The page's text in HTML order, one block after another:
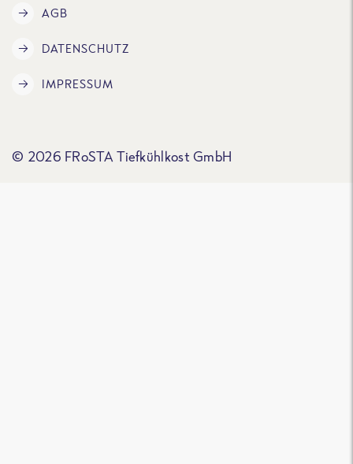
AGB
DATENSCHUTZ
IMPRESSUM
© 2026 FRoSTA Tiefkühlkost GmbH